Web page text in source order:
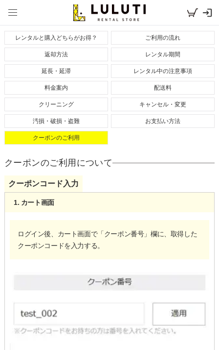
レンタルドレスならLULUTI TOP >クーポンのご利用について
レンタルと購入どちらがお得？ ご利用の流れ
返却方法 レンタル期間
延長・延滞 レンタル中の注意事項
料金案内 配送料
クリーニング キャンセル・変更
汚損・破損・盗難 お支払い方法
クーポンのご利用
クーポンのご利用について
クーポンコード入力
1. カート画面
ログイン後、カート画面で「クーポン番号」欄に、取得した
クーポンコードを入力する。